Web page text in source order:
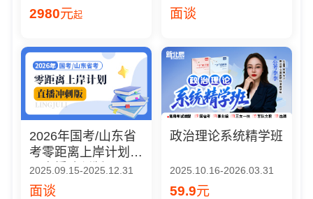
2980元起 面谈
2026年国考/山东省
考零距离上岸计划
（直播冲刺版）
2025.09.15-2025.12.31
面谈
政治理论系统精学班
2025.10.16-2026.03.31
59.9元